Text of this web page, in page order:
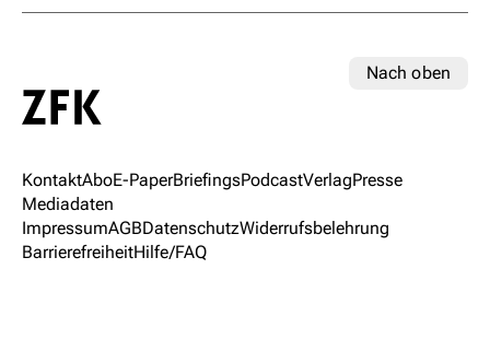
Nach oben
KontaktAboE-PaperBriefingsPodcastVerlagPresse
Mediadaten
ImpressumAGBDatenschutzWiderrufsbelehrung
BarrierefreiheitHilfe/FAQ